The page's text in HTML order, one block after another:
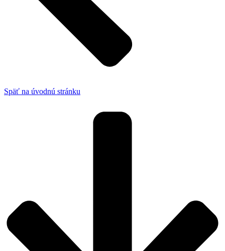
Späť na úvodnú stránku